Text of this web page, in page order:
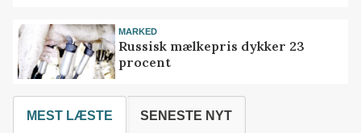
MARKED
Russisk mælkepris dykker 23
procent
MEST LÆSTE SENESTE NYT